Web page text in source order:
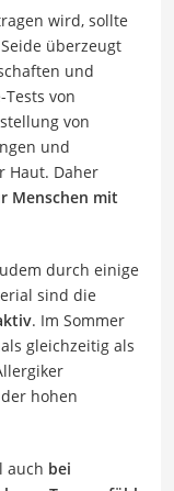
wird, sollte
überzeugt
und
von
von
und
Haut. Daher
Menschen mit
durch einige
sind die
. Im Sommer
gleichzeitig als
hohen
auch bei